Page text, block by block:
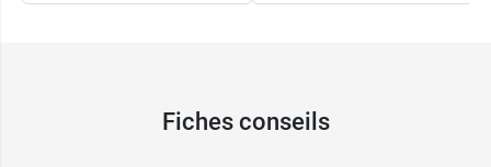
Fiches conseils